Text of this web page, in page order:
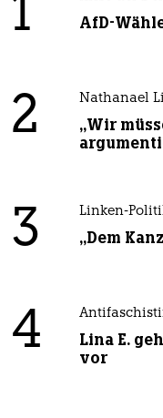
1 AfD-
2 Nathanael
„Wir
3 Linken-
„Dem
4
Lina E.
vor